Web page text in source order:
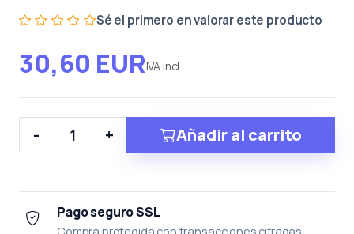
Sé el primero en valorar este producto
30,60 EURIVA incl.
- + Añadir al carrito
Pago seguro SSL
Compra protegida con transacciones cifradas.